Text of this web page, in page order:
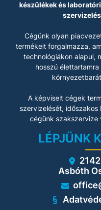
készülékek és
Cégünk olyan
termékeit forgalmazza,
technológiákon alapul,
hosszú
A képviselt cégek
szervizelését,
cégünk szakszervize
LÉPJÜNK
Asbóth